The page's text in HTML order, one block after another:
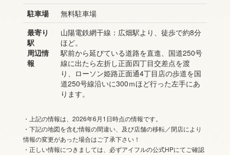
駐車場
無料駐車場
最寄り
駅
周辺情
報
山陽電鉄網干線：広畑駅より、徒歩で約8分
ほど。
駅前から延びている道路を直進、国道250号
線に出たら左折し正面四丁目交差点を渡
り、ローソン姫路正面通4丁目店の歩道を国
道250号線沿いに300ｍほど行った左手にあ
ります。
・上記の情報は、2026年6月1日時点の情報です。
・下記の地図を含む情報の間違い、及び店舗の移転／閉店により
情報の変更があった場合はご了承下さい！
・正しい情報につきましては、必ずアイフルの公式HPにてご確認